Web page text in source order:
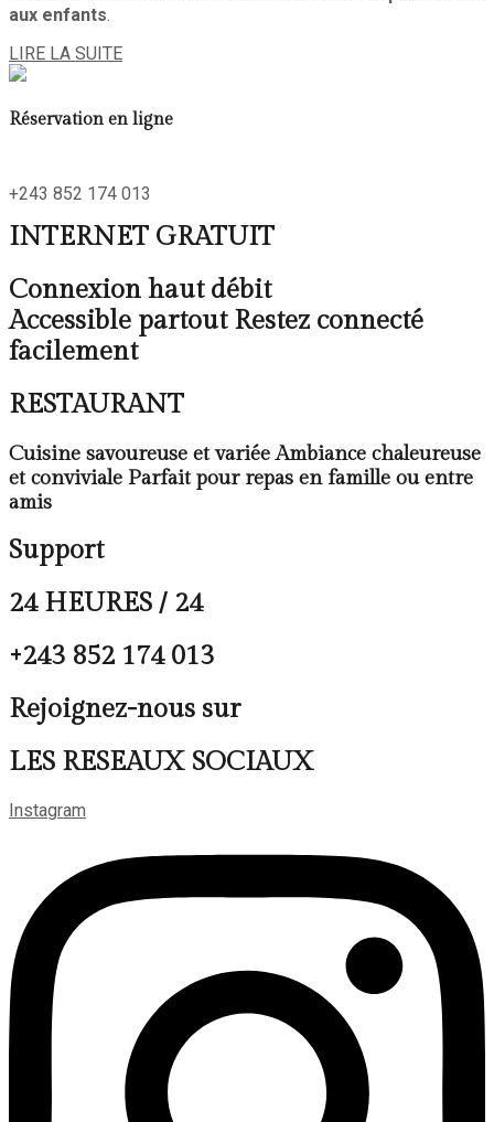
aux enfants.
LIRE LA SUITE
Réservation en ligne
+243 852 174 013
INTERNET GRATUIT
Connexion haut débit
Accessible partout Restez connecté
facilement
RESTAURANT
Cuisine savoureuse et variée Ambiance chaleureuse
et conviviale Parfait pour repas en famille ou entre
amis
Support
24 HEURES / 24
+243 852 174 013
Rejoignez-nous sur
LES RESEAUX SOCIAUX
Instagram